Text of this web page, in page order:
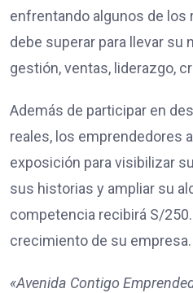
enfrentando algunos de
debe superar para llevar su
gestión, ventas, liderazgo,
Además de participar en
reales, los emprendedores
exposición para visibilizar
sus historias y ampliar su
competencia recibirá S/
crecimiento de su empresa.
«Avenida Contigo